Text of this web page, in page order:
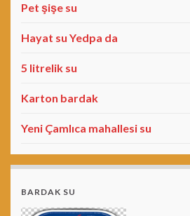
Pet şişe su
Hayat su Yedpa da
5 litrelik su
Karton bardak
Yeni Çamlıca mahallesi su
BARDAK SU